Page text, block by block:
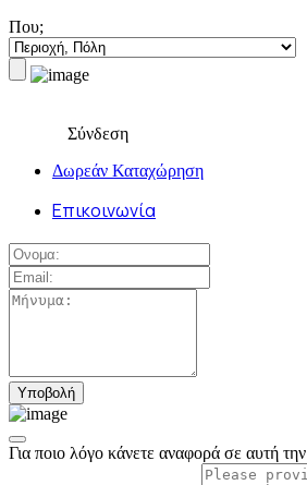
Που;
Σύνδεση
Δωρεάν Καταχώρηση
Επικοινωνία
Για ποιο λόγο κάνετε αναφορά σε αυτή την